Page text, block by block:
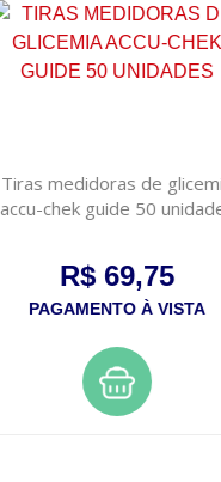
Tiras medidoras de
accu-chek guide 50
R$ 69,75
PAGAMENTO À VISTA